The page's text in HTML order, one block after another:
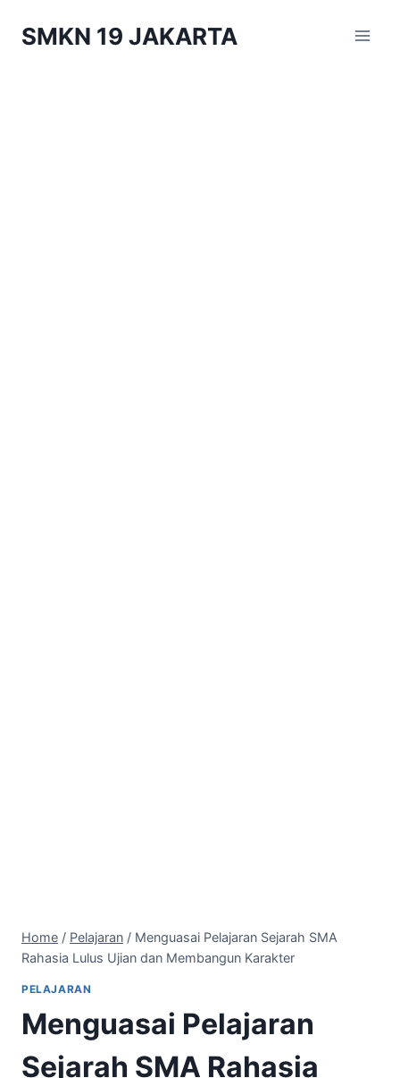
SMKN 19 JAKARTA
Home / Pelajaran / Menguasai Pelajaran Sejarah SMA
Rahasia Lulus Ujian dan Membangun Karakter
PELAJARAN
Menguasai Pelajaran
Sejarah SMA Rahasia